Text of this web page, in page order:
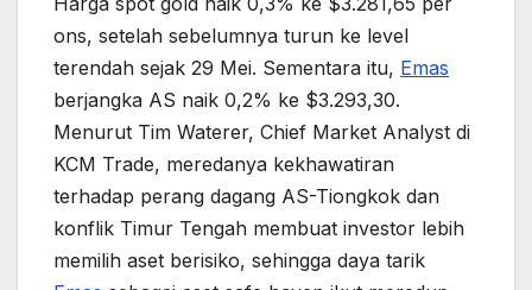
ons, setelah sebelumnya turun ke level
terendah sejak 29 Mei. Sementara itu, Emas
berjangka AS naik 0,2% ke $3.293,30.
Menurut Tim Waterer, Chief Market Analyst di
KCM Trade, meredanya kekhawatiran
terhadap perang dagang AS-Tiongkok dan
konflik Timur Tengah membuat investor lebih
memilih aset berisiko, sehingga daya tarik